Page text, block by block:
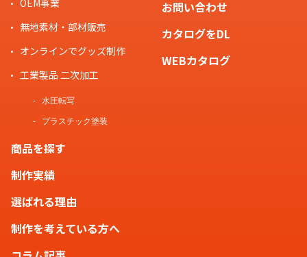
無地素材・部材販売
オンラインでグッズ制作
工業製品 二次加工
水圧転写
プラスチック塗装
商品を探す
制作実績
選ばれる理由
制作を考えている方へ
お問い合わせ
カタログをDL
WEBカタログ